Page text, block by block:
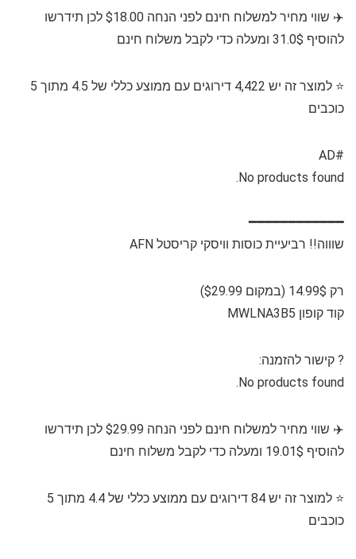
✈️ שווי מחיר למשלוח חינם לפני הנחה $18.00 לכן תידרשו
להוסיף 31.0$ ומעלה כדי לקבל משלוח חינם
⭐️ למוצר זה יש 4,422 דירוגים עם ממוצע כללי של 4.5 מתוך 5
כוכבים
#AD
No products found.
━━━━━━━━━━━━
שוווה!! רביעיית כוסות וויסקי קריסטל AFN
רק 14.99$ (במקום $29.99)
קוד קופון MWLNA3B5
?️⁩ קישור להזמנה:
No products found.
✈️ שווי מחיר למשלוח חינם לפני הנחה $29.99 לכן תידרשו
להוסיף 19.01$ ומעלה כדי לקבל משלוח חינם
⭐️ למוצר זה יש 84 דירוגים עם ממוצע כללי של 4.4 מתוך 5
כוכבים